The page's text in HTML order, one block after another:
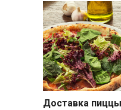
Доставка пиццы